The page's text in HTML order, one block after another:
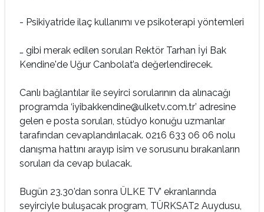
- Psikiyatride ilaç kullanımı ve psikoterapi yöntemleri
… gibi merak edilen soruları Rektör Tarhan İyi Bak
Kendine'de Uğur Canbolat’a değerlendirecek.
Canlı bağlantılar ile seyirci sorularının da alınacağı
programda ‘iyibakkendine@ulketv.com.tr’ adresine
gelen e posta soruları, stüdyo konuğu uzmanlar
tarafından cevaplandırılacak. 0216 633 06 06 nolu
danışma hattını arayıp isim ve sorusunu bırakanların
soruları da cevap bulacak.
Bugün 23.30’dan sonra ÜLKE TV’ ekranlarında
seyirciyle buluşacak program, TÜRKSAT2 Auydusu,